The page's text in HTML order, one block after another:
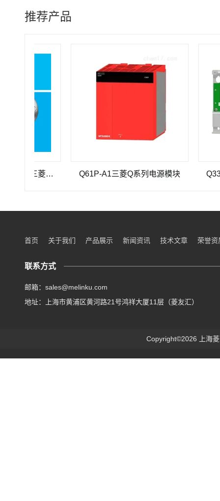
推荐产品
Q61P-A1三菱Q系列电源模块 Q33SB
首页 关于我们 产品展示 新闻资讯 技术文章 荣誉资
联系方式
邮箱：sales@melinku.com
地址：上海市黄浦区黄河路21号鸿祥大厦11层（菱友汇）
Copyright©2026 上海